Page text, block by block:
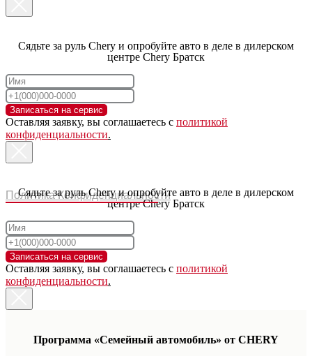
Политика Конфиденциальности
Сядьте за руль Chery и опробуйте авто в деле в дилерском
центре Chery Братск
Записаться на сервис
Оставляя заявку, вы соглашаетесь с политикой
конфиденциальности.
Сядьте за руль Chery и опробуйте авто в деле в дилерском
центре Chery Братск
Записаться на сервис
Оставляя заявку, вы соглашаетесь с политикой
конфиденциальности.
Программа «Семейный автомобиль» от CHERY